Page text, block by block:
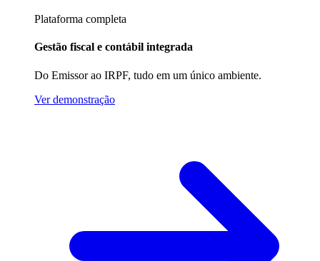
Plataforma completa
Gestão fiscal e contábil integrada
Do Emissor ao IRPF, tudo em um único ambiente.
Ver demonstração